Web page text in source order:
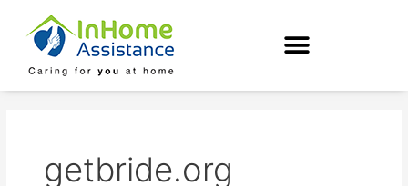
content
getbride.org